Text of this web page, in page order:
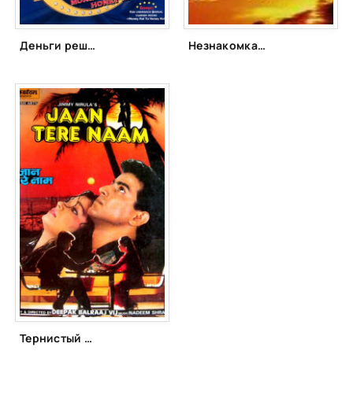
Деньги решают всё! (2008) Незнакомка (1974)
Тернистый путь (1992)